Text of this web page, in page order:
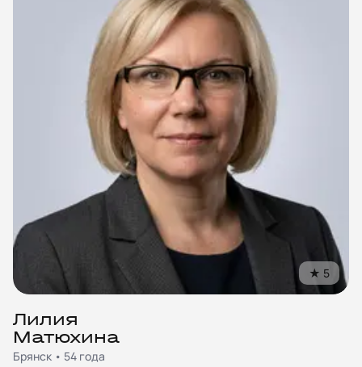
★ 5
Лилия
Матюхина
Брянск • 54 года